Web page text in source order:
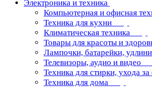
Электроника и техника
Компьютерная и офисная
Техника для кухни
Климатическая техника
Товары для красоты и
Лампочки, батарейки,
Телевизоры, аудио и видео
Техника для стирки, ухода
Техника для дома